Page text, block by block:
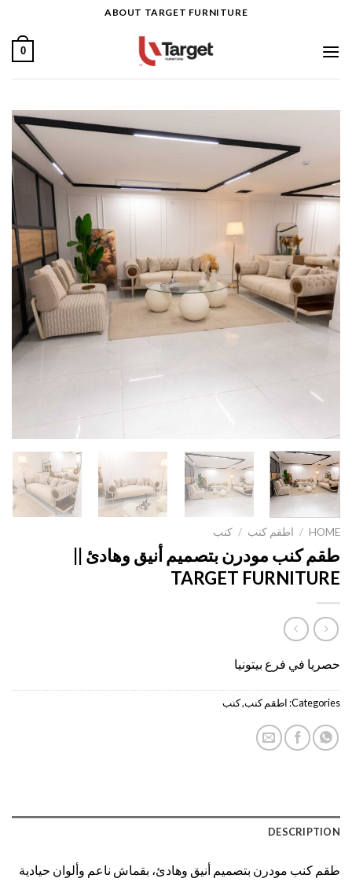
content
ABOUT TARGET FURNITURE
0
HOME
/ اطقم كنب / كنب
طقم كنب مودرن بتصميم أنيق وهادئ ||
TARGET FURNITURE
حصريا في فرع بيتونيا
Categories: اطقم كنب,كنب
DESCRIPTION
طقم كنب مودرن بتصميم أنيق وهادئ، بقماش ناعم وألوان حيادية